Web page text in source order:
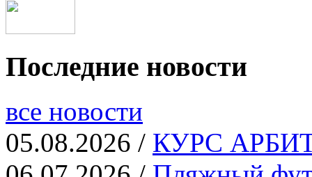
Последние новости
все новости
05.08.2026 / КУРС